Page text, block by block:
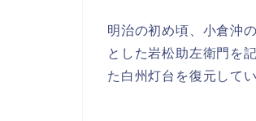
明治の初め頃、小倉沖
とした岩松助左衛門を
た白州灯台を復元してい